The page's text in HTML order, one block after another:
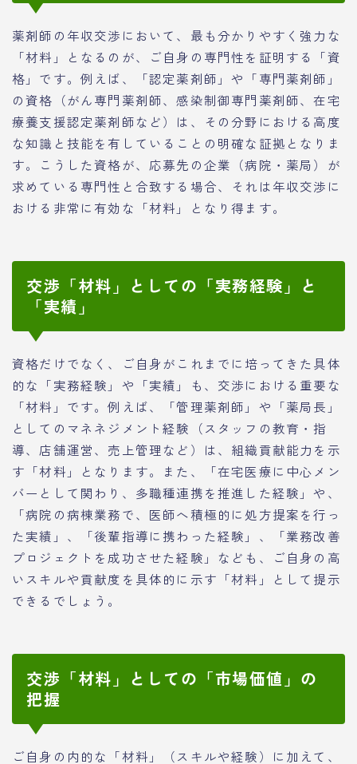
薬剤師の年収交渉において、最も分かりやすく強力な
「材料」となるのが、ご自身の専門性を証明する「資
格」です。例えば、「認定薬剤師」や「専門薬剤師」
の資格（がん専門薬剤師、感染制御専門薬剤師、在宅
療養支援認定薬剤師など）は、その分野における高度
な知識と技能を有していることの明確な証拠となりま
す。こうした資格が、応募先の企業（病院・薬局）が
求めている専門性と合致する場合、それは年収交渉に
おける非常に有効な「材料」となり得ます。
交渉「材料」としての「実務経験」と
「実績」
資格だけでなく、ご自身がこれまでに培ってきた具体
的な「実務経験」や「実績」も、交渉における重要な
「材料」です。例えば、「管理薬剤師」や「薬局長」
としてのマネネジメント経験（スタッフの教育・指
導、店舗運営、売上管理など）は、組織貢献能力を示
す「材料」となります。また、「在宅医療に中心メン
バーとして関わり、多職種連携を推進した経験」や、
「病院の病棟業務で、医師へ積極的に処方提案を行っ
た実績」、「後輩指導に携わった経験」、「業務改善
プロジェクトを成功させた経験」なども、ご自身の高
いスキルや貢献度を具体的に示す「材料」として提示
できるでしょう。
交渉「材料」としての「市場価値」の
把握
ご自身の内的な「材料」（スキルや経験）に加えて、